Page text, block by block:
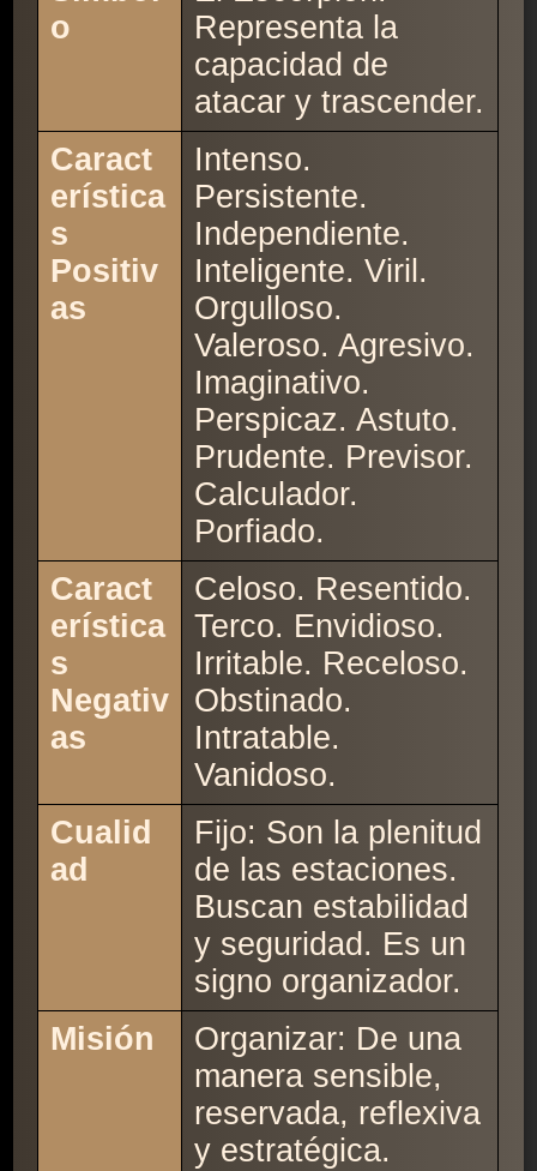
o
Representa la
capacidad de
atacar y trascender.
Caract
erística
s
Positiv
as
Intenso.
Persistente.
Independiente.
Inteligente. Viril.
Orgulloso.
Valeroso. Agresivo.
Imaginativo.
Perspicaz. Astuto.
Prudente. Previsor.
Calculador.
Porfiado.
Caract
erística
s
Negativ
as
Celoso. Resentido.
Terco. Envidioso.
Irritable. Receloso.
Obstinado.
Intratable.
Vanidoso.
Cualid
ad
Fijo: Son la plenitud
de las estaciones.
Buscan estabilidad
y seguridad. Es un
signo organizador.
Misión
Organizar: De una
manera sensible,
reservada, reflexiva
y estratégica.